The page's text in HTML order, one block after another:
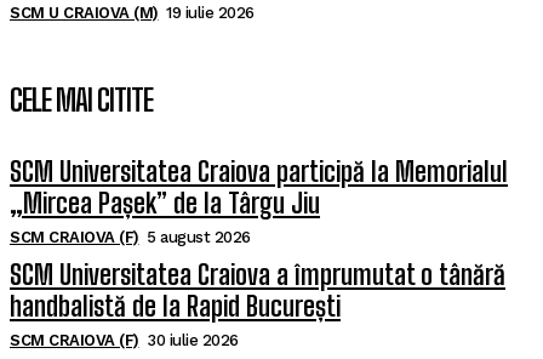
SCM U CRAIOVA (M) 19 iulie 2026
CELE MAI CITITE
SCM Universitatea Craiova participă la Memorialul
„Mircea Pașek” de la Târgu Jiu
SCM CRAIOVA (F) 5 august 2026
SCM Universitatea Craiova a împrumutat o tânără
handbalistă de la Rapid București
SCM CRAIOVA (F) 30 iulie 2026